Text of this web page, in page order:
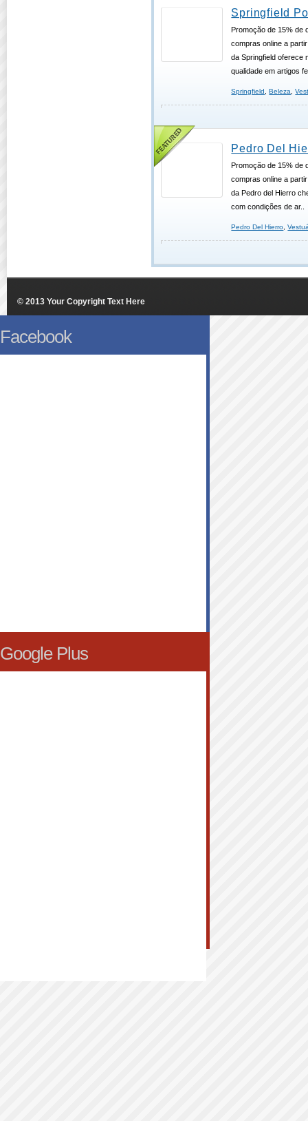
Springfield
Promoção de 15% de
compras online a
da Springfield oferece
qualidade em artigos
Springfield ,Beleza ,
Pedro Del
Promoção de 15% de
compras online a
da Pedro del Hierro
com condições de ar..
Pedro Del Hierro ,
© 2013 Your Copyright Text Here
Facebook
Google Plus